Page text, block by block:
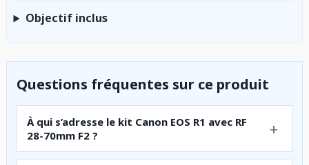
Objectif inclus
Questions fréquentes sur ce produit
À qui s’adresse le kit Canon EOS R1 avec RF
28-70mm F2 ?